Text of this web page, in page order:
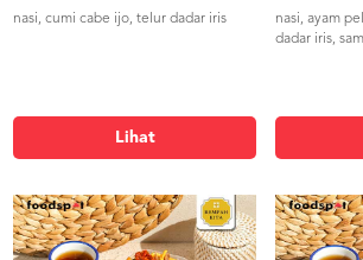
nasi, cumi cabe ijo, telur dadar iris
Lihat
nasi, ayam
dadar iris,